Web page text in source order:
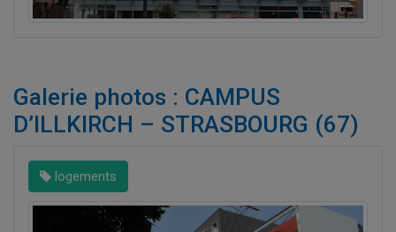
Galerie photos : CAMPUS
D’ILLKIRCH – STRASBOURG (67)
logements